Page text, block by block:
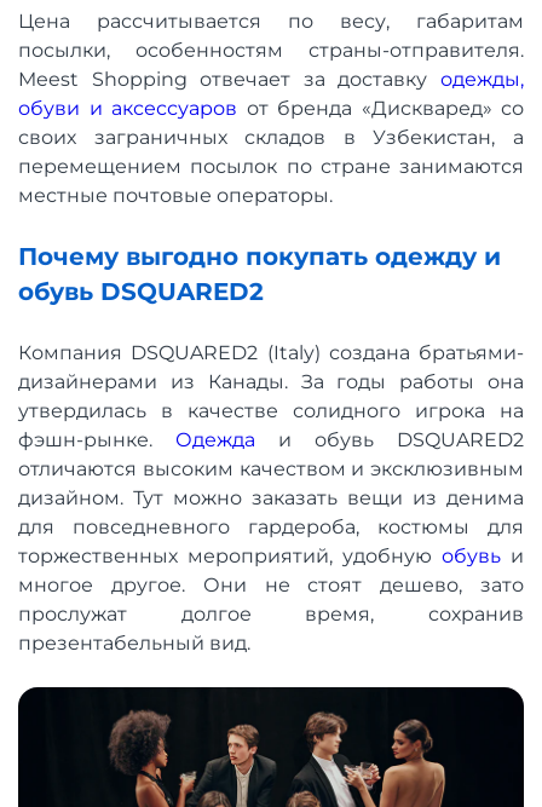
Цена рассчитывается по весу, габаритам
посылки, особенностям страны-отправителя.
Meest Shopping отвечает за доставку одежды,
обуви и аксессуаров от бренда «Дискваред» со
своих заграничных складов в Узбекистан, а
перемещением посылок по стране занимаются
местные почтовые операторы.
Почему выгодно покупать одежду и
обувь DSQUARED2
Компания DSQUARED2 (Italy) создана братьями-
дизайнерами из Канады. За годы работы она
утвердилась в качестве солидного игрока на
фэшн-рынке. Одежда и обувь DSQUARED2
отличаются высоким качеством и эксклюзивным
дизайном. Тут можно заказать вещи из денима
для повседневного гардероба, костюмы для
торжественных мероприятий, удобную обувь и
многое другое. Они не стоят дешево, зато
прослужат долгое время, сохранив
презентабельный вид.